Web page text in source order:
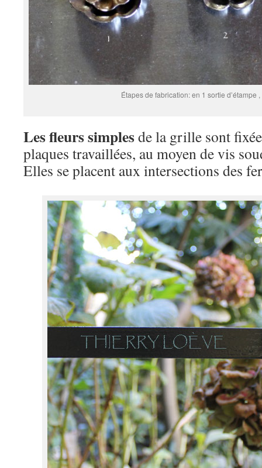
Étapes de fabrication: en 1 sortie d’étampe
Les fleurs simplesde la grille sont
plaques travaillées, au moyen de vis
Elles se placent aux intersections des